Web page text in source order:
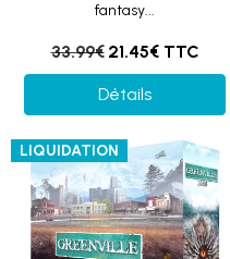
fantasy...
33.99€ 21.45€ TTC
Détails
LIQUIDATION